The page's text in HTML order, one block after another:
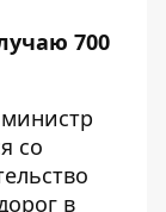
700
со
в